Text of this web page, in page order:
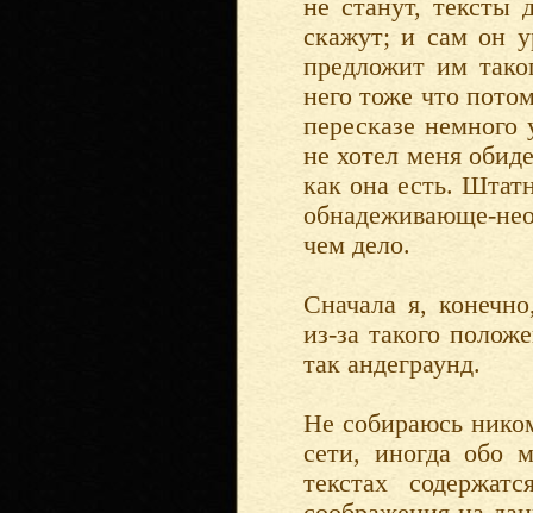
не станут, тексты
скажут; и сам он
предложит им
него тоже что
пересказе
не хотел меня
как она есть.
обнадеживающе-
чем дело.
Сначала я,
из-за такого
так андеграунд.
Не собираюсь
сети, иногда обо
текстах